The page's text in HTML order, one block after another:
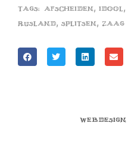
Tags: afscheiden, idool ,
rusland, splitsen, zaag
Webdesign